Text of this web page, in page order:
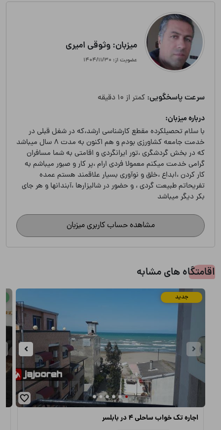
میزبان: وثوقی امیری
عضویت از: ۱۴۰۴/۱۱/۳۰
سرعت پاسخگویی: کمتر از 10 دقیقه
درباره میزبان:
با سلام تحصیلکرده مقطع کارشناسی ارشد،که در شغل قبلی در
خدمت جامعه کشاورزی بودم و هم اکنون به مدت ۸ سال میباشد
که در بخش گردشگری ،تور ایرانگردی و اقامتی به شما مسافران
گرامی خدمت میکنم معمولا فردی ارام ،پر کار و صبور میباشم به
کار کردن ،ابداع ،خلق و نوآوری بسیار علاقمند هستم عمده
تفریحاتم طبیعت گردی ، و حضور در شالیزارها ،آبندانها و هر جای
بکر دیگر میباشد
مشاهده حساب کاربری میزبان
اقامتگاه های مشابه
جدید
اجاره تک خواب ساحلی ۴ در بابلسر